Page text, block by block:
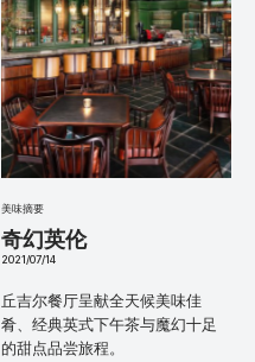
美味摘要
奇幻英伦
2021/07/14
丘吉尔餐厅呈献全天候美味佳
肴、经典英式下午茶与魔幻十足
的甜点品尝旅程。